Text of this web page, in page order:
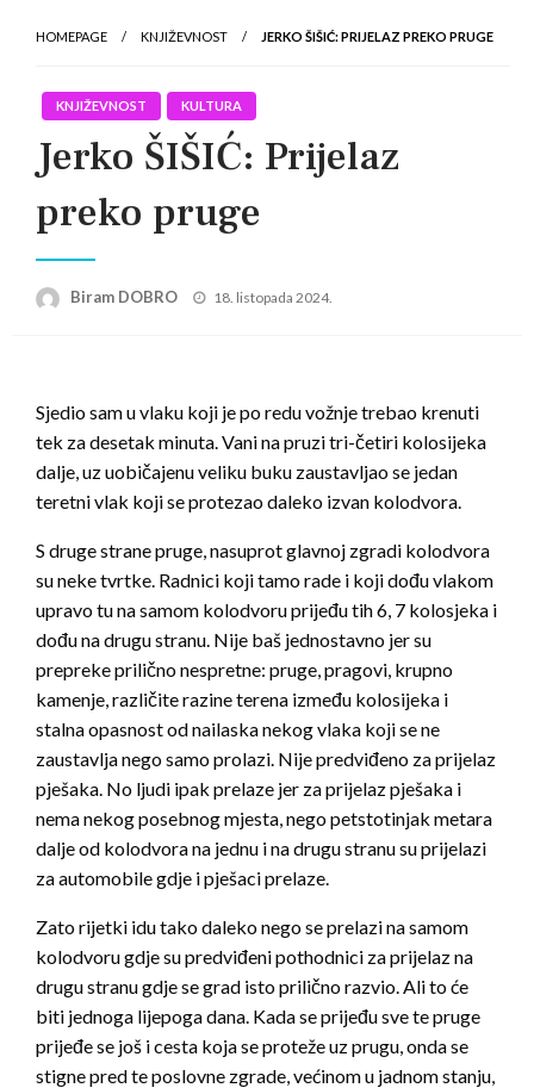
HOMEPAGE KNJIŽEVNOST JERKO ŠIŠIĆ: PRIJELAZ PREKO PRUGE
KNJIŽEVNOST KULTURA
Jerko ŠIŠIĆ: Prijelaz
preko pruge
Biram DOBRO
Posted
18. listopada 2024.
Sjedio sam u vlaku koji je po redu vožnje trebao krenuti
tek za desetak minuta. Vani na pruzi tri-četiri kolosijeka
dalje, uz uobičajenu veliku buku zaustavljao se jedan
teretni vlak koji se protezao daleko izvan kolodvora.
S druge strane pruge, nasuprot glavnoj zgradi kolodvora
su neke tvrtke. Radnici koji tamo rade i koji dođu vlakom
upravo tu na samom kolodvoru prijeđu tih 6, 7 kolosjeka i
dođu na drugu stranu. Nije baš jednostavno jer su
prepreke prilično nespretne: pruge, pragovi, krupno
kamenje, različite razine terena između kolosijeka i
stalna opasnost od nailaska nekog vlaka koji se ne
zaustavlja nego samo prolazi. Nije predviđeno za prijelaz
pješaka. No ljudi ipak prelaze jer za prijelaz pješaka i
nema nekog posebnog mjesta, nego petstotinjak metara
dalje od kolodvora na jednu i na drugu stranu su prijelazi
za automobile gdje i pješaci prelaze.
Zato rijetki idu tako daleko nego se prelazi na samom
kolodvoru gdje su predviđeni pothodnici za prijelaz na
drugu stranu gdje se grad isto prilično razvio. Ali to će
biti jednoga lijepoga dana. Kada se prijeđu sve te pruge
prijeđe se još i cesta koja se proteže uz prugu, onda se
stigne pred te poslovne zgrade, većinom u jadnom stanju,